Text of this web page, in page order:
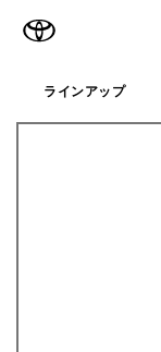
ラインアップ